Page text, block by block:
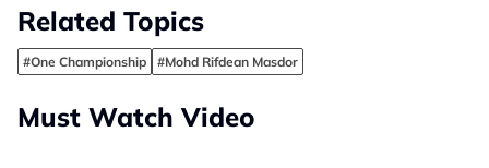
Related Topics
#One Championship #Mohd Rifdean Masdor
Must Watch Video